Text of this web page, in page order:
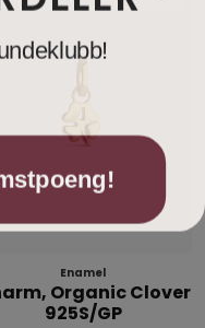
Enamel
Organic Clover
925S/GP